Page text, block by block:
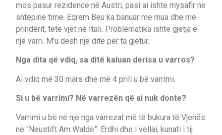
mos pasur rezidencë në Austri, pasi ai ishte mysafir ne
shtëpinë time. Eqrem Beu ka banuar me mua dhe me
prindërit, tete vjet në Itali. Problematika ishte gjetja e
një varri. M’u desh një ditë për ta gjetur.
Nga dita që vdiq, sa ditë kaluan derisa u varros?
Ai vdiq më 30 mars dhe më 4 prill u bë varrimi.
Si u bë varrimi? Në varrezën që ai nuk donte?
Varrimi u bë në një nga varrezat më të bukura të Vjenës
në “Neustift Am Walde”. Erdhi dhe i vëllai, kunati i tij